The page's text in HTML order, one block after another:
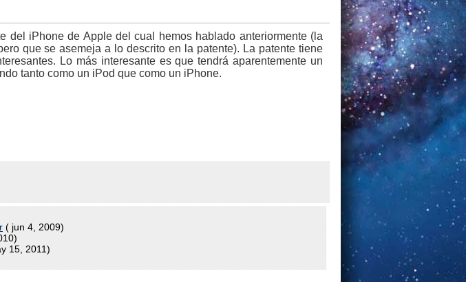
del iPhone de Apple del cual hemos hablado anteriormente (la
que se asemeja a lo descrito en la patente). La patente tiene
Lo más interesante es que tendrá aparentemente un
tanto como un iPod que como un iPhone.
( jun 4, 2009)
15, 2011)